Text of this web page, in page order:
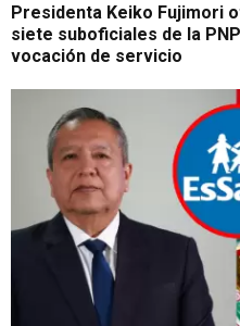
Presidenta Keiko Fujimori
siete suboficiales de la
vocación de servicio